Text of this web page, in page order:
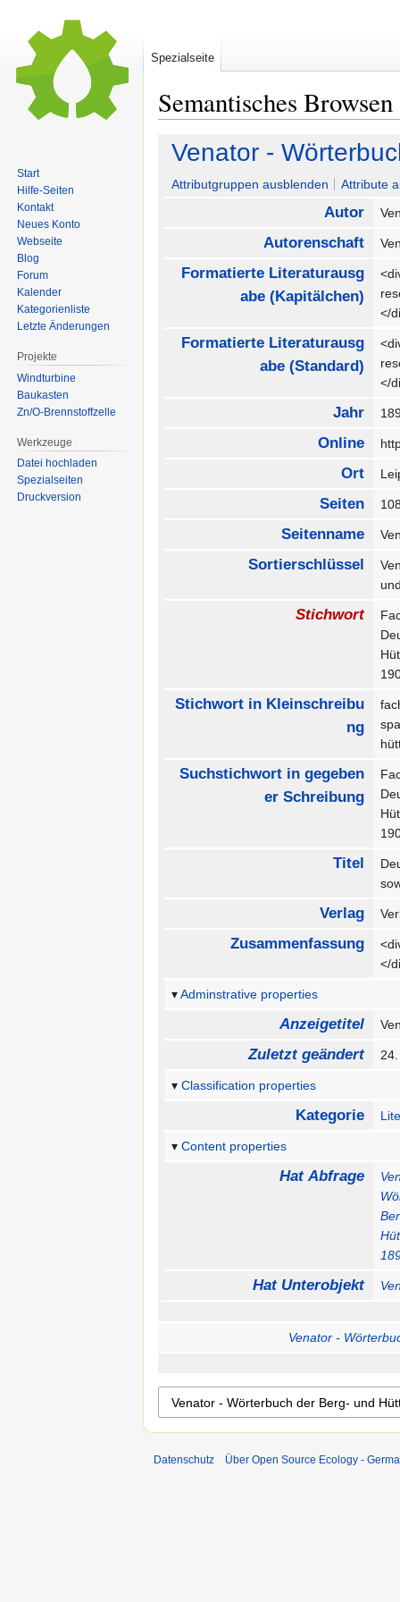
Semantisches Browsen
Zur
Navigation
springen
Zur
Suche
springen
Venator -
Attributgruppen ausblenden Attribute
Autor
Autorenschaft
Formatierte Literaturausg
abe (Kapitälchen)
</
Formatierte Literaturausg
abe (Standard)
</
Jahr
Online
Ort
Seiten
Seitenname
Sortierschlüssel
Stichwort
Stichwort in Kleinschreibu
ng
Suchstichwort in gegeben
er Schreibung
Titel
Verlag
Zusammenfassung
</
Adminstrative properties
Anzeigetitel
Zuletzt geändert
Classification properties
Kategorie
Content properties
Hat Abfrage
Hat Unterobjekt
Venator -
Spezialseite
Start
Hilfe-Seiten
Kontakt
Neues Konto
Webseite
Blog
Forum
Kalender
Kategorienliste
Letzte Änderungen
Projekte
Windturbine
Baukasten
Zn/O-Brennstoffzelle
Werkzeuge
Datei hochladen
Spezialseiten
Druckversion
Datenschutz Über Open Source Ecology -